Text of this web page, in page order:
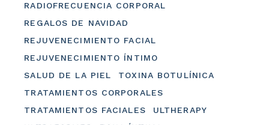
RADIOFRECUENCIA CORPORAL
REGALOS DE NAVIDAD
REJUVENECIMIENTO FACIAL
REJUVENECIMIENTO ÍNTIMO
SALUD DE LA PIEL
TOXINA BOTULÍNICA
TRATAMIENTOS CORPORALES
TRATAMIENTOS FACIALES
ULTHERAPY